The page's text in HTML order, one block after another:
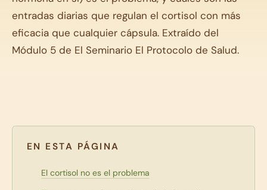
entradas diarias que regulan el cortisol con más
eficacia que cualquier cápsula. Extraído del
Módulo 5 de El Seminario El Protocolo de Salud.
EN ESTA PÁGINA
El cortisol no es el problema